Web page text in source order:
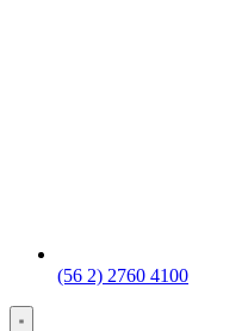
(56 2) 2760 4100